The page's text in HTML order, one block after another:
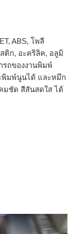
ABS, โพลี
ติก, อะคริลิค, อลูมิ
รถของงานพิมพ์
พิมพ์นูนได้ และหมึก
มชัด สีสันสดใส ได้